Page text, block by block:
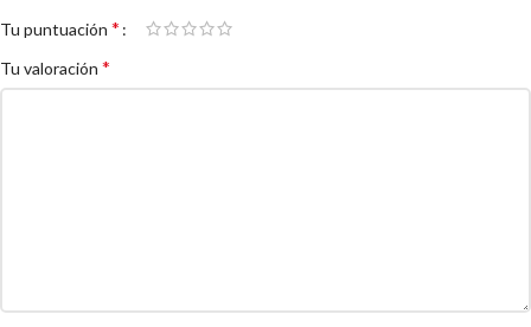
Tu puntuación *
Tu valoración *